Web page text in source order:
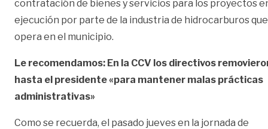
contratación de bienes y servicios para los proyectos
ejecución por parte de la industria de hidrocarburos que
opera en el municipio.
Le recomendamos: En la CCV los directivos
hasta el presidente «para mantener malas prácticas
administrativas»
Como se recuerda, el pasado jueves en la jornada de